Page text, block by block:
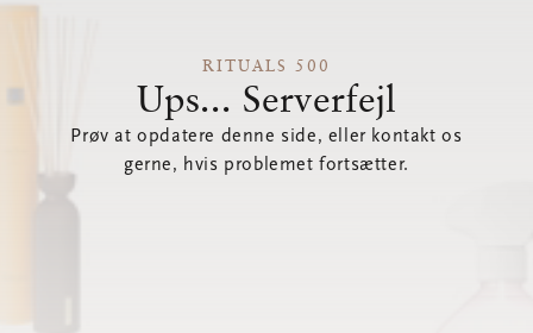
RITUALS 500
Ups... Serverfejl
Prøv at opdatere denne side, eller kontakt os
gerne, hvis problemet fortsætter.